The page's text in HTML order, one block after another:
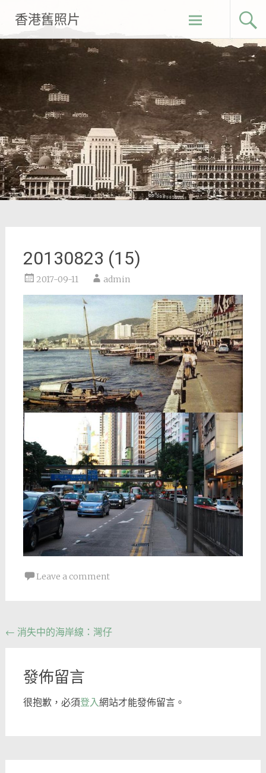
content
香港舊照片
20130823 (15)
2017-09-11 admin
Leave a comment
Post
← 消失中的海岸線：灣仔
發佈留言
很抱歉，必須登入網站才能發佈留言。